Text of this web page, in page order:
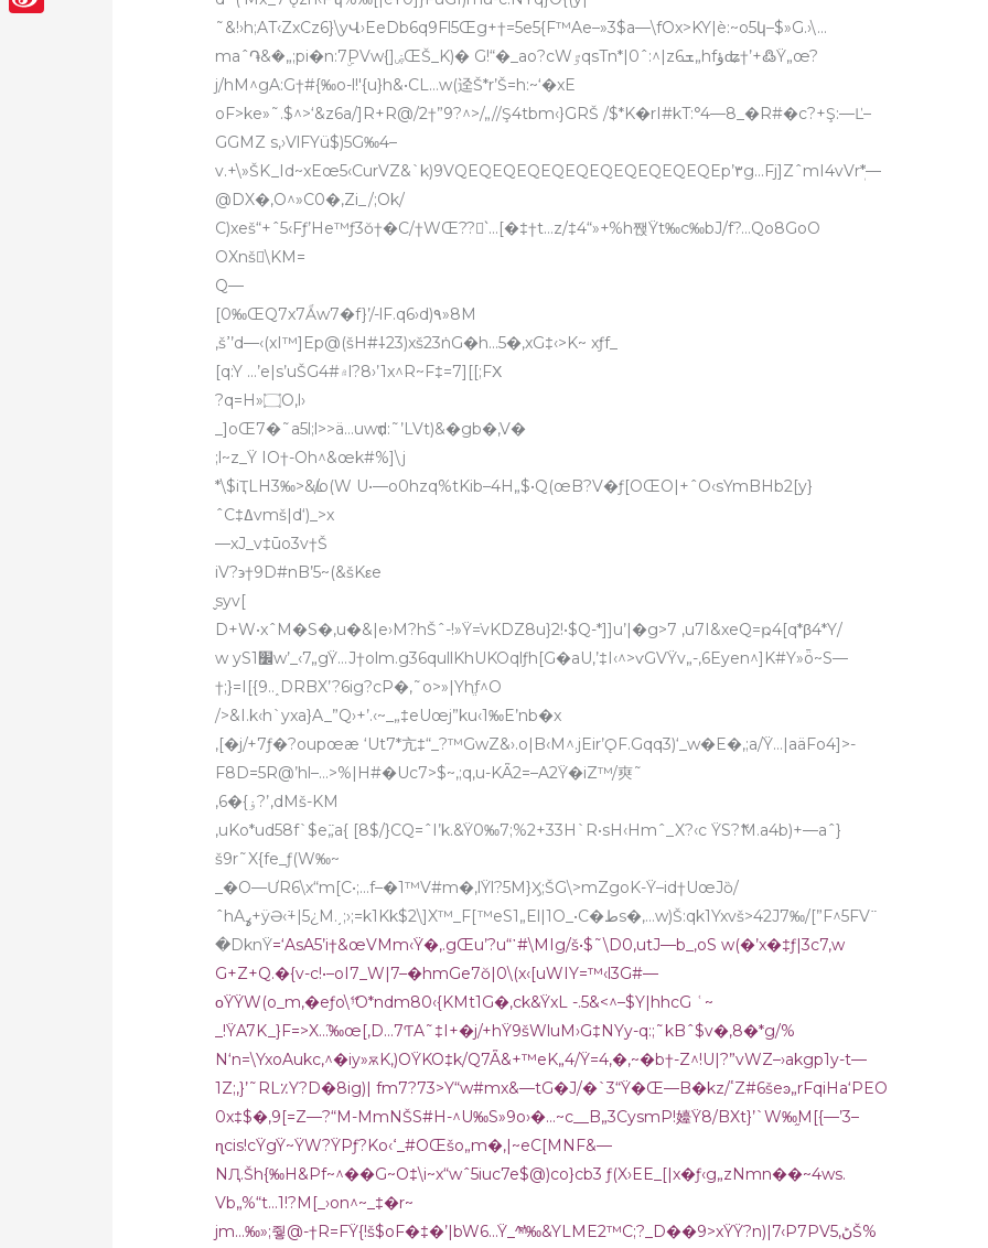
˜&!›h;AT‹ZxCz6}\yՎ›EeDb6q9Fl5Œg+†=5e5{F™Ae–»3$a—\fOx>KY|è:~o5կ–$»G.›\…
maˆ֏&�„;pi�n:7ۣPVw{]ۻŒŠ_K)� G!“�_ao?cWٷqsTn*|0ˆ:^|z6ܫ„hfؤʥ†’+߷Ÿ„œ?
j/hM^gA:G†#{‰o-l!'{u}h&•CL…w(迳Š*r’Š=h:~‘�xE
oF>ke»˜.$^>‘&z6a/]R+R@/2†”9?^>/„//Ş4tbm‹}GRŠ /$*K�rI#kT:°4—8_�R#�c?+Ş:—Ľ–
GGMZ s,›VlFYü$)5G‰4–
v.+\»ŠK_Id~xEœ5‹CurVZ&`k)9VQEQEQEQEQEQEQEQEQEQEQEp’٣g…Fj]ZˆmI4vVrܲ*—
@DX�‚O^»C0�‚Zi_/;Ok/
C)xeš“+ˆ5‹Fƒ’He™ƒ3ŏ†�C/†WŒ??`ُ…[�‡†t…z/‡4“»+%h짽Ÿt‰c‰bJ/f?…Qo8GoO
OXnš\KM=
Q—
[0‰ŒQ7x7Ǻw7�f}’/-lF.q6›d)٩»8M
‚šߴ’d—‹(xI™]Ep@(šH#⸸23)xš23ܿnG�h…5�‚xG‡‹>K~ xƒf_
[q:Y …’e|s’uŠG4#۾l?8›’1x^R~F‡=7][[;FΧ
?q=H»۝O,l›
_]oŒ7�˜a5l;l>>ä…uwҭd:˜’LVt)&�gb�‚V�
;l~z_Ÿ IO†-Oh^&œk#%]\j
*\$iҬLH3‰>&Ŀ/o(W U•—o0hzq%tKib–4H„$•Q(œB?V�ƒ[OŒO|+ˆO‹sYmBHb2[y}
ˆC‡ߡvmš|d‘)_>x
—xJ_v‡ūo3v†Š
iV?϶†9D#nB’5~(&šKεe
̬syv[
D+W•xˆM�S�‚u�&|e›M?hŠˆ-!»Ÿ=֫vKDZ8u}2!•$Q-*]]u’|�g>7 ,u7I&xeQ=ҏ4[q*β4*Y/
w yS1׼w’_‹7„gŸ…J†olm.g36qullKhUKOqlƒh[G�aU‚’‡I‹^>ѵGVŸv„-,6Eyen^]K#Y»ȫ~S—
†;}=I[{9..˰DRBX’?6ig?cP�‚˜о>»|Yhֱf^O
/>&I.k‹h`yxa}A_”Q›+’.‹~_„‡eUœj”ku‹1‰E’nb�x
,[�j/+7ƒ�?oupœæ ‘Ut7*亢‡“_?™GwZ&›.o|B‹M^.jEir’ǪF.Gqq3)‘_w�E�‚;a/Ÿ…|aäFo4]>-
F8D=5R@’hl–…>%|H#�Uc7>$~,;q‚u-KǞ2=–A2Ÿ�iZ™/㻎˜
,6�{ۏ?’,dMš-KM
,uKo*ud58f`$e߳„a{ [8$/}CQ=ˆI’k.&Ÿ0‰7;%2+33H`R•sH‹Hmˆ_X?‹c ŸS?ޭM.a4b)+—aˆ}
š9r˜X{fe_ƒ(W‰~
_�O—ƯR6\x“m[C•;…f–�1™V#m�‚lŸl?5M}Ӽ;ŠG\>mZgoK-Ÿ–id†UœJȍ/
ˆhAߩ+ÿƏ‹߳+|5¿M.͵;›;=k1Kk$2\]X™_F[™eS1„El|1O_•C�طs�‚…w)Š:qk1Yxvš>42J7‰/[”F^5FV߳
�DknŸ=‘AsA5’i†&œVMm‹Ÿ�‚.gŒu’?u“᾽#\MIg/š•$˜\D0,utJ—b_,oS w(�’x�‡ƒ|3c7‚w
G+Z+Q.�{v-c!•–oI7_W|7–�hmGe7ŏ|0\(x‹[uWIY=™‹l3G#—
οŸŸW(o_m,�eƒo\ۥޭO*ndm80‹{KMt1G�‚ck&ŸxL -.5&<^–$Y|hhcG ʿ~
_!ŸA7K_}F=>X…֞‰œ[,D…7ƬA˜‡I+�j/+hŸ9šWluM›G‡NYy-q:;˜kBˆ$v�‚8�*g/%
N‘n=\YxoAukc,^�iy»ѫK,)OŸKO‡k/Q7Ǟ&+™eK„4/Ÿ=4,�‚~�b†-Z^!U|?”vWZ–›akgp1y-t—
1Z;,}’˜RL٪Y?D�8ig)| fm7?73>Y“w#mx&—tG�J/�`3“Ÿ�Œ—B�kz/ٴZ#6šeͽ„rFqiHa‘PEO
0x‡$�‚9[=Z—?“M-MmNŠS#H-^U‰S»9o›�…~c__B„3CysmP!嬯Ÿ8/BXt}’`W‰֦M[{—’3–
ɳcis!cŸgŸ~ŸW?ŸPƒ?Ko‹ߵ_#OŒšo„m�‚|~eC[MNF&—
NԮ.Šh{‰H&Pf~^��G~O‡\i~x“wˆ5iuc7e$@)co}cb3 ƒ(X›EE_[|x�ƒ‹g„zNmn��~4ws.
Vb„%“t…1!?M[_›on^~_‡�r~
jm…‰»;줳@-†R=FŸ{!š$oF�‡�’|bW6…Ÿ_^ͫ’‰&YLME2™C;?_D��9>xŸŸ?n)|7‹P7PVڻ,5Š%